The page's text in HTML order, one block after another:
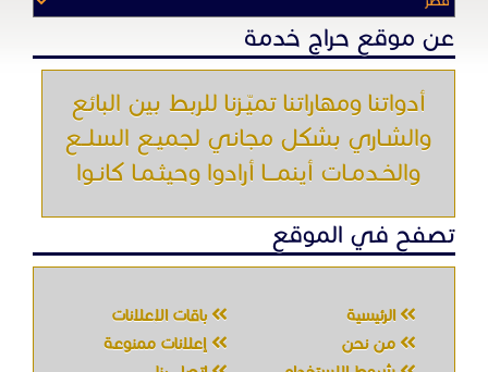
الرئيسية
باقات الإعلانات
شروط الاستخدام
اتصل بنا